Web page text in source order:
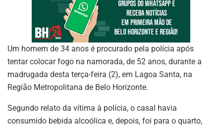
Um homem de 34 anos é procurado pela polícia após
tentar colocar fogo na namorada, de 52 anos, durante a
madrugada desta terça-feira (2), em Lagoa Santa, na
Região Metropolitana de Belo Horizonte.
Segundo relato da vítima à polícia, o casal havia
consumido bebida alcoólica e, depois, foi para o quarto,